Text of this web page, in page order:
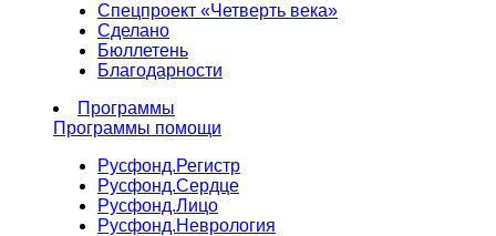
Спецпроект «Четверть века»
Сделано
Бюллетень
Благодарности
Программы
Программы помощи
Русфонд.Регистр
Русфонд.Сердце
Русфонд.Лицо
Русфонд.Неврология